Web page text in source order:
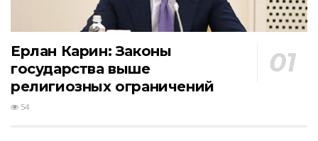
Ерлан Карин: Законы
государства выше
религиозных ограничений
54